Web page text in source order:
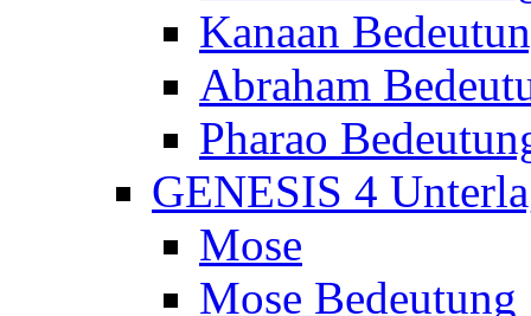
Kanaan
Abraham
Pharao
GENESIS 4
Mose
Mose Bedeutung